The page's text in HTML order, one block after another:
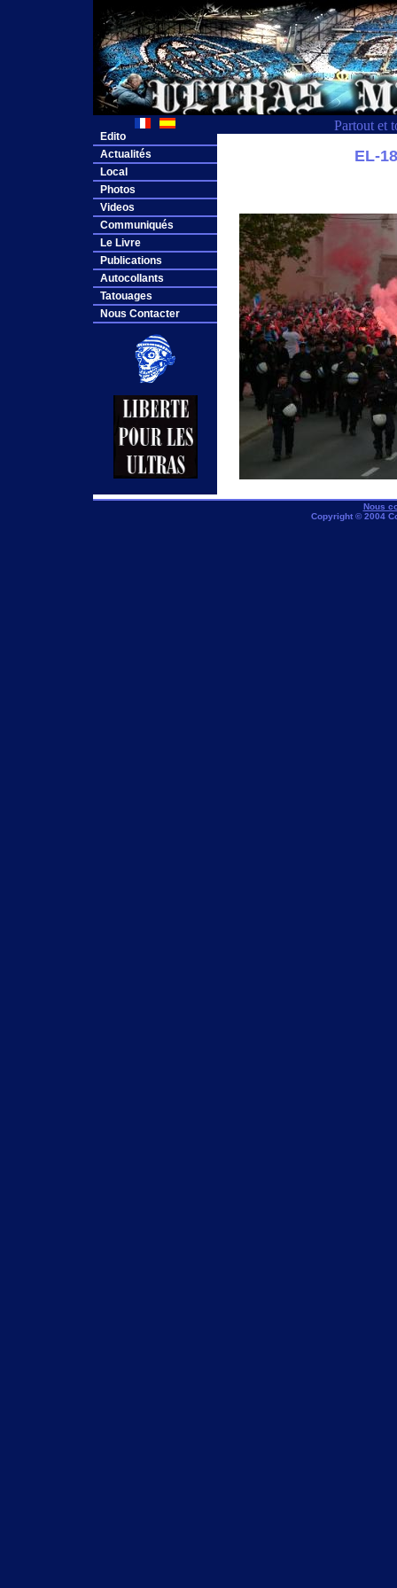
Partout et
Edito
Actualités
Local
Photos
Videos
Communiqués
Le Livre
Publications
Autocollants
Tatouages
Nous Contacter
EL-
Nous
Copyright © 2004